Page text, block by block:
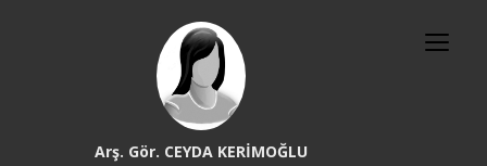
Arş. Gör. CEYDA KERİMOĞLU